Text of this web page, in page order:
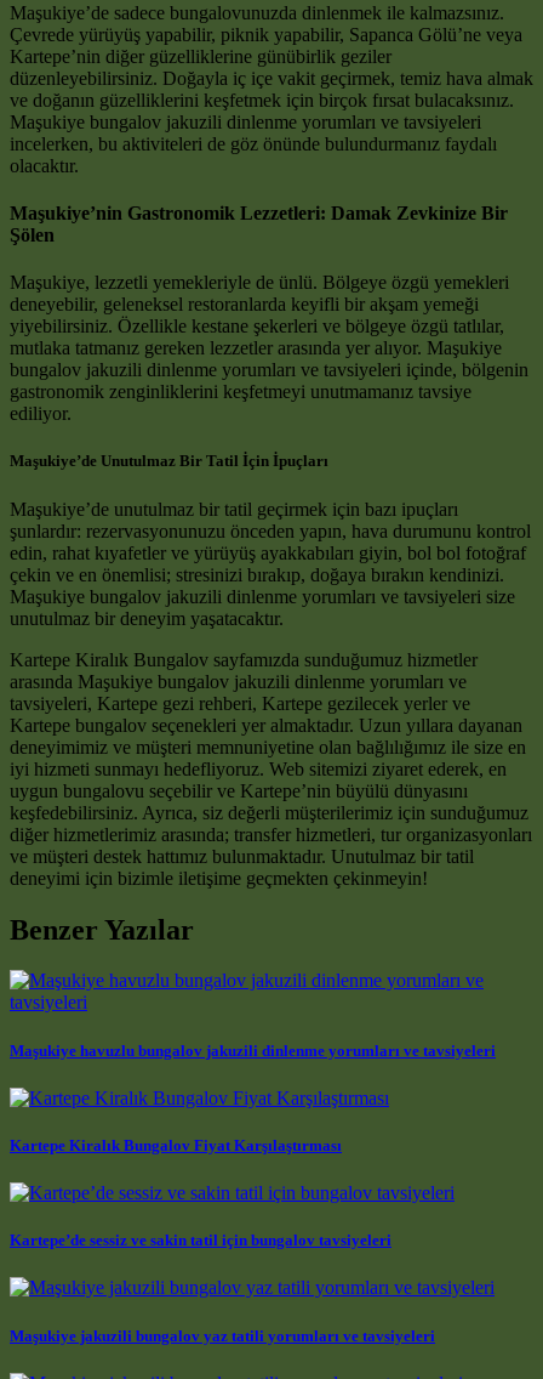
Maşukiye’de sadece bungalovunuzda dinlenmek ile kalmazsınız.
Çevrede yürüyüş yapabilir, piknik yapabilir, Sapanca Gölü’ne veya
Kartepe’nin diğer güzelliklerine günübirlik geziler
düzenleyebilirsiniz. Doğayla iç içe vakit geçirmek, temiz hava almak
ve doğanın güzelliklerini keşfetmek için birçok fırsat bulacaksınız.
Maşukiye bungalov jakuzili dinlenme yorumları ve tavsiyeleri
incelerken, bu aktiviteleri de göz önünde bulundurmanız faydalı
olacaktır.
Maşukiye’nin Gastronomik Lezzetleri: Damak Zevkinize Bir
Şölen
Maşukiye, lezzetli yemekleriyle de ünlü. Bölgeye özgü yemekleri
deneyebilir, geleneksel restoranlarda keyifli bir akşam yemeği
yiyebilirsiniz. Özellikle kestane şekerleri ve bölgeye özgü tatlılar,
mutlaka tatmanız gereken lezzetler arasında yer alıyor. Maşukiye
bungalov jakuzili dinlenme yorumları ve tavsiyeleri içinde, bölgenin
gastronomik zenginliklerini keşfetmeyi unutmamanız tavsiye
ediliyor.
Maşukiye’de Unutulmaz Bir Tatil İçin İpuçları
Maşukiye’de unutulmaz bir tatil geçirmek için bazı ipuçları
şunlardır: rezervasyonunuzu önceden yapın, hava durumunu kontrol
edin, rahat kıyafetler ve yürüyüş ayakkabıları giyin, bol bol fotoğraf
çekin ve en önemlisi; stresinizi bırakıp, doğaya bırakın kendinizi.
Maşukiye bungalov jakuzili dinlenme yorumları ve tavsiyeleri size
unutulmaz bir deneyim yaşatacaktır.
Kartepe Kiralık Bungalov sayfamızda sunduğumuz hizmetler
arasında Maşukiye bungalov jakuzili dinlenme yorumları ve
tavsiyeleri, Kartepe gezi rehberi, Kartepe gezilecek yerler ve
Kartepe bungalov seçenekleri yer almaktadır. Uzun yıllara dayanan
deneyimimiz ve müşteri memnuniyetine olan bağlılığımız ile size en
iyi hizmeti sunmayı hedefliyoruz. Web sitemizi ziyaret ederek, en
uygun bungalovu seçebilir ve Kartepe’nin büyülü dünyasını
keşfedebilirsiniz. Ayrıca, siz değerli müşterilerimiz için sunduğumuz
diğer hizmetlerimiz arasında; transfer hizmetleri, tur organizasyonları
ve müşteri destek hattımız bulunmaktadır. Unutulmaz bir tatil
deneyimi için bizimle iletişime geçmekten çekinmeyin!
Benzer Yazılar
Maşukiye havuzlu bungalov jakuzili dinlenme yorumları ve tavsiyeleri
Kartepe Kiralık Bungalov Fiyat Karşılaştırması
Kartepe’de sessiz ve sakin tatil için bungalov tavsiyeleri
Maşukiye jakuzili bungalov yaz tatili yorumları ve tavsiyeleri